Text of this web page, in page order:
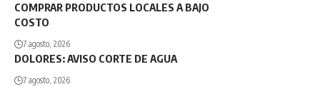
COMPRAR PRODUCTOS LOCALES A BAJO
COSTO
7 agosto, 2026
DOLORES: AVISO CORTE DE AGUA
7 agosto, 2026